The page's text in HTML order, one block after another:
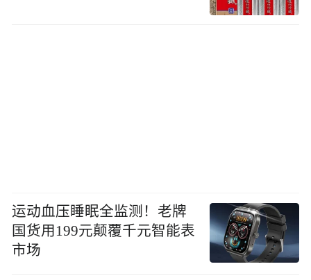
运动血压睡眠全监测！老牌
国货用199元颠覆千元智能表
市场